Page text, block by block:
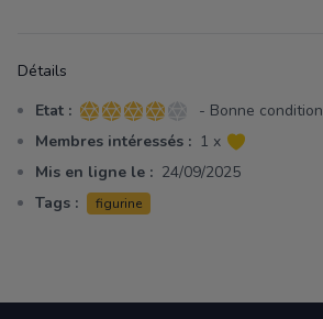
Détails
Etat : 4 sur 5 étoiles
- Bonne condition
Membres intéressés : 1 x
Mis en ligne le : 24/09/2025
Tags :
figurine